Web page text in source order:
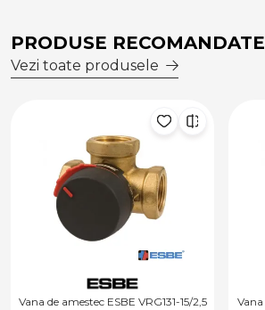
PRODUSE RECOMANDATE
Vezi toate produsele
2,5 Vana de amestec ESBE VRG131-32/16